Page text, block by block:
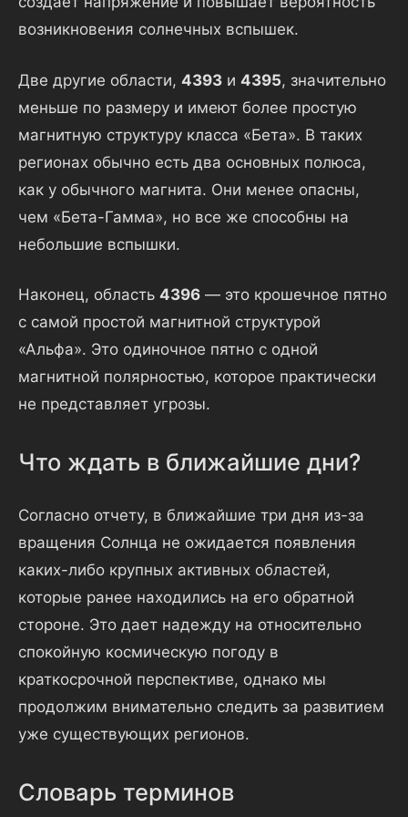
возникновения солнечных вспышек.
Две другие области, 4393 и 4395, значительно
меньше по размеру и имеют более простую
магнитную структуру класса «Бета». В таких
регионах обычно есть два основных полюса,
как у обычного магнита. Они менее опасны,
чем «Бета-Гамма», но все же способны на
небольшие вспышки.
Наконец, область 4396 — это крошечное пятно
с самой простой магнитной структурой
«Альфа». Это одиночное пятно с одной
магнитной полярностью, которое практически
не представляет угрозы.
Что ждать в ближайшие дни?
Согласно отчету, в ближайшие три дня из-за
вращения Солнца не ожидается появления
каких-либо крупных активных областей,
которые ранее находились на его обратной
стороне. Это дает надежду на относительно
спокойную космическую погоду в
краткосрочной перспективе, однако мы
продолжим внимательно следить за развитием
уже существующих регионов.
Словарь терминов